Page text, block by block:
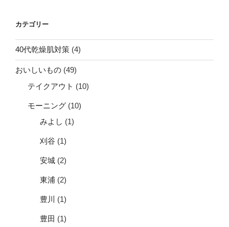
カテゴリー
40代乾燥肌対策 (4)
おいしいもの (49)
テイクアウト (10)
モーニング (10)
みよし (1)
刈谷 (1)
安城 (2)
東浦 (2)
豊川 (1)
豊田 (1)